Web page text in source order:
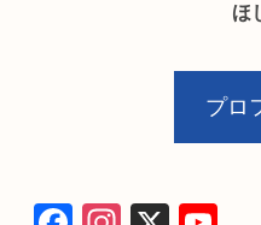
ほ
プロ